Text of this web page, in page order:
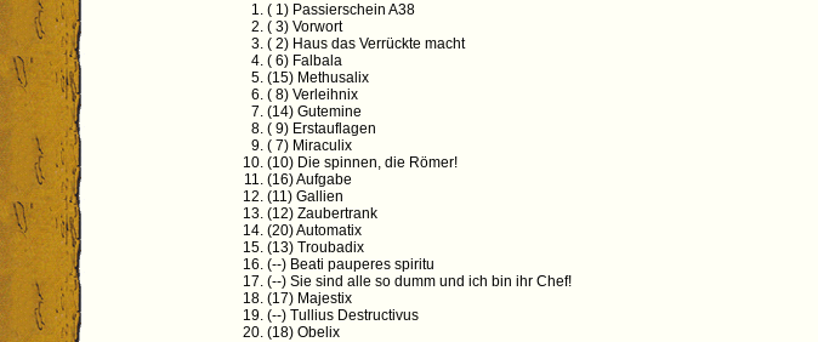
( 1) Passierschein A38
( 3) Vorwort
( 2) Haus das Verrückte macht
( 6) Falbala
(15) Methusalix
( 8) Verleihnix
(14) Gutemine
( 9) Erstauflagen
( 7) Miraculix
(10) Die spinnen, die Römer!
(16) Aufgabe
(11) Gallien
(12) Zaubertrank
(20) Automatix
(13) Troubadix
(--) Beati pauperes spiritu
(--) Sie sind alle so dumm und ich bin ihr Chef!
(17) Majestix
(--) Tullius Destructivus
(18) Obelix